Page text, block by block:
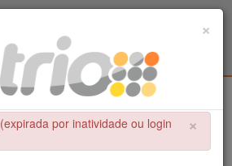
×
A OPERAÇÃO
×
×
por inatividade ou login